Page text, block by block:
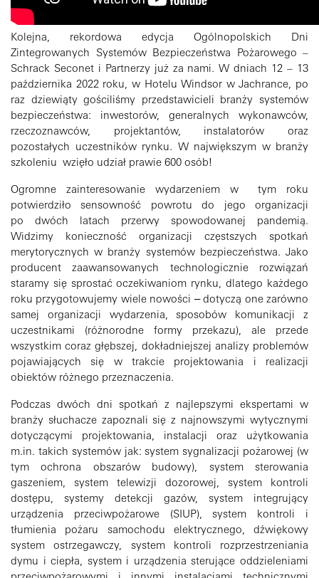
Kolejna, rekordowa edycja Ogólnopolskich Dni
Zintegrowanych Systemów Bezpieczeństwa Pożarowego –
Schrack Seconet i Partnerzy już za nami. W dniach 12 – 13
października 2022 roku, w Hotelu Windsor w Jachrance, po
raz dziewiąty gościliśmy przedstawicieli branży systemów
bezpieczeństwa: inwestorów, generalnych wykonawców,
rzeczoznawców, projektantów, instalatorów oraz
pozostałych uczestników rynku. W największym w branży
szkoleniu wzięło udział prawie 600 osób!
Ogromne zainteresowanie wydarzeniem w tym roku
potwierdziło sensowność powrotu do jego organizacji
po dwóch latach przerwy spowodowanej pandemią.
Widzimy konieczność organizacji częstszych spotkań
merytorycznych w branży systemów bezpieczeństwa. Jako
producent zaawansowanych technologicznie rozwiązań
staramy się sprostać oczekiwaniom rynku, dlatego każdego
roku przygotowujemy wiele nowości ‒ dotyczą one zarówno
samej organizacji wydarzenia, sposobów komunikacji z
uczestnikami (różnorodne formy przekazu), ale przede
wszystkim coraz głębszej, dokładniejszej analizy problemów
pojawiających się w trakcie projektowania i realizacji
obiektów różnego przeznaczenia.
Podczas dwóch dni spotkań z najlepszymi ekspertami w
branży słuchacze zapoznali się z najnowszymi wytycznymi
dotyczącymi projektowania, instalacji oraz użytkowania
m.in. takich systemów jak: system sygnalizacji pożarowej (w
tym ochrona obszarów budowy), system sterowania
gaszeniem, system telewizji dozorowej, system kontroli
dostępu, systemy detekcji gazów, system integrujący
urządzenia przeciwpożarowe (SIUP), system kontroli i
tłumienia pożaru samochodu elektrycznego, dźwiękowy
system ostrzegawczy, system kontroli rozprzestrzeniania
dymu i ciepła, system i urządzenia sterujące oddzieleniami